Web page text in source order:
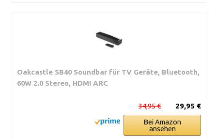
Oakcastle SB40 Soundbar für TV Geräte, Bluetooth,
60W 2.0 Stereo, HDMI ARC
29,95 €
34,95 €
Bei Amazon
ansehen